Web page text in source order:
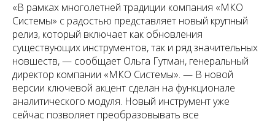
«В рамках многолетней традиции компания «МКО
Системы» с радостью представляет новый крупный
релиз, который включает как обновления
существующих инструментов, так и ряд значительных
новшеств, — сообщает Ольга Гутман, генеральный
директор компании «МКО Системы». — В новой
версии ключевой акцент сделан на функционале
аналитического модуля. Новый инструмент уже
сейчас позволяет преобразовывать все